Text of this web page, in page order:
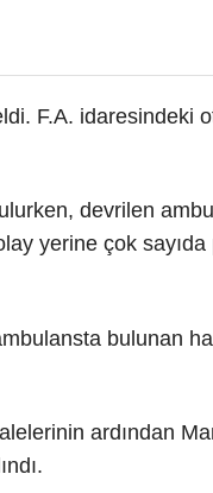
F.A. idaresindeki
devrilen
yerine çok
bulunan
ardından